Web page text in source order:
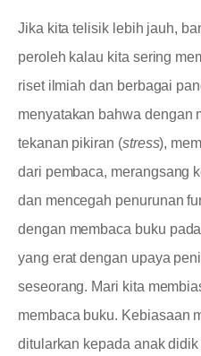
Jika kita telisik lebih jauh,
peroleh kalau kita sering
riset ilmiah dan berbagai
menyatakan bahwa dengan
tekanan pikiran (stress),
dari pembaca, merangsang
dan mencegah penurunan
dengan membaca buku
yang erat dengan upaya
seseorang. Mari kita
membaca buku. Kebiasaan
ditularkan kepada anak